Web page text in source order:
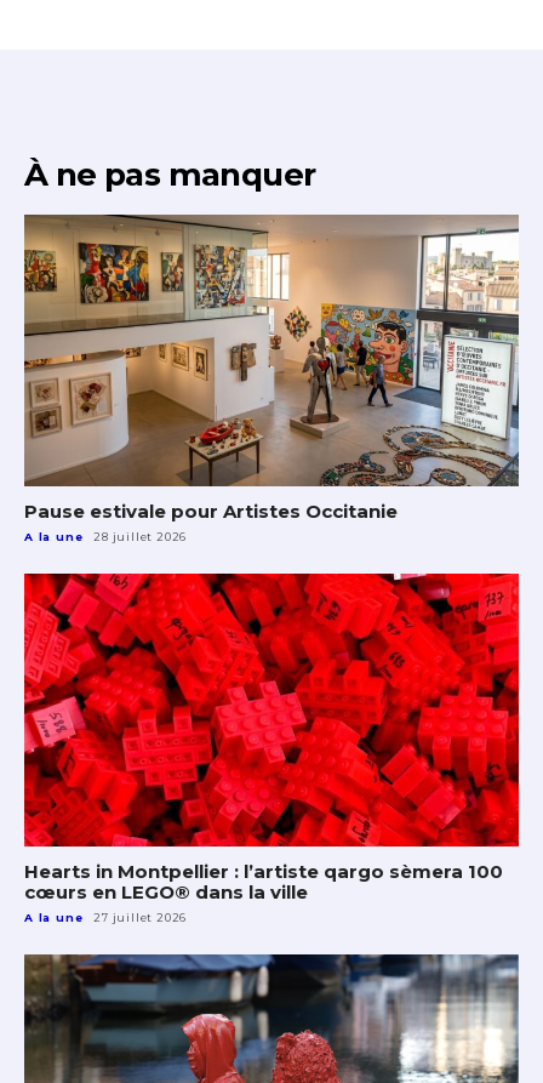
À ne pas manquer
Pause estivale pour Artistes Occitanie
A la une 28 juillet 2026
Hearts in Montpellier : l’artiste qargo sèmera 100
cœurs en LEGO® dans la ville
A la une 27 juillet 2026